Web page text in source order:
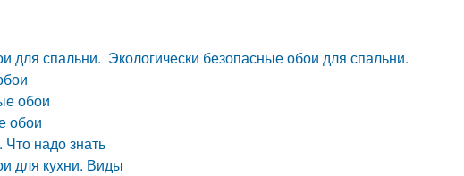
для спальни. Экологически безопасные обои для спальни.
обои
обои
надо знать
для кухни. Виды